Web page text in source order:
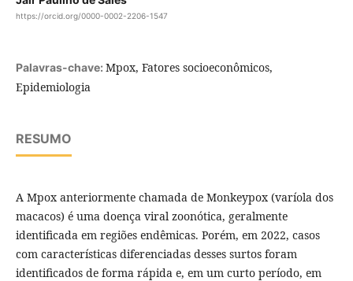
https://orcid.org/0000-0002-2206-1547
Palavras-chave: Mpox, Fatores socioeconômicos,
Epidemiologia
RESUMO
A Mpox anteriormente chamada de Monkeypox (varíola dos
macacos) é uma doença viral zoonótica, geralmente
identificada em regiões endêmicas. Porém, em 2022, casos
com características diferenciadas desses surtos foram
identificados de forma rápida e, em um curto período, em